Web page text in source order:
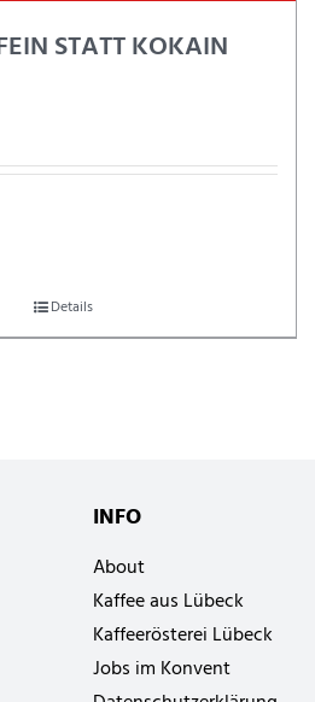
STATT KOKAIN
Details
INFO
About
Kaffee aus Lübeck
Kaffeerösterei Lübeck
Jobs im Konvent